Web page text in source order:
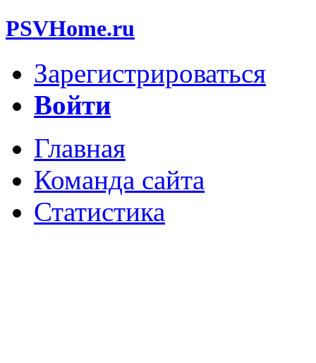
PSVHome.ru
Зарегистрироваться
Войти
Главная
Команда сайта
Статистика